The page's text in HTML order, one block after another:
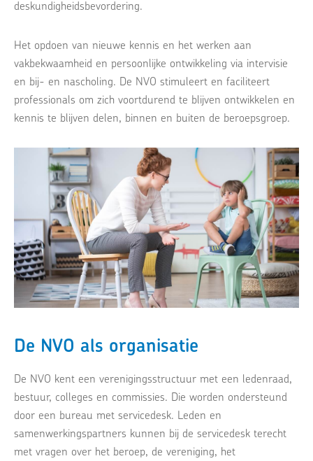
deskundigheidsbevordering.
Het opdoen van nieuwe kennis en het werken aan
vakbekwaamheid en persoonlijke ontwikkeling via intervisie
en bij- en nascholing. De NVO stimuleert en faciliteert
professionals om zich voortdurend te blijven ontwikkelen en
kennis te blijven delen, binnen en buiten de beroepsgroep.
De NVO als organisatie
De NVO kent een verenigingsstructuur met een ledenraad,
bestuur, colleges en commissies. Die worden ondersteund
door een bureau met servicedesk. Leden en
samenwerkingspartners kunnen bij de servicedesk terecht
met vragen over het beroep, de vereniging, het